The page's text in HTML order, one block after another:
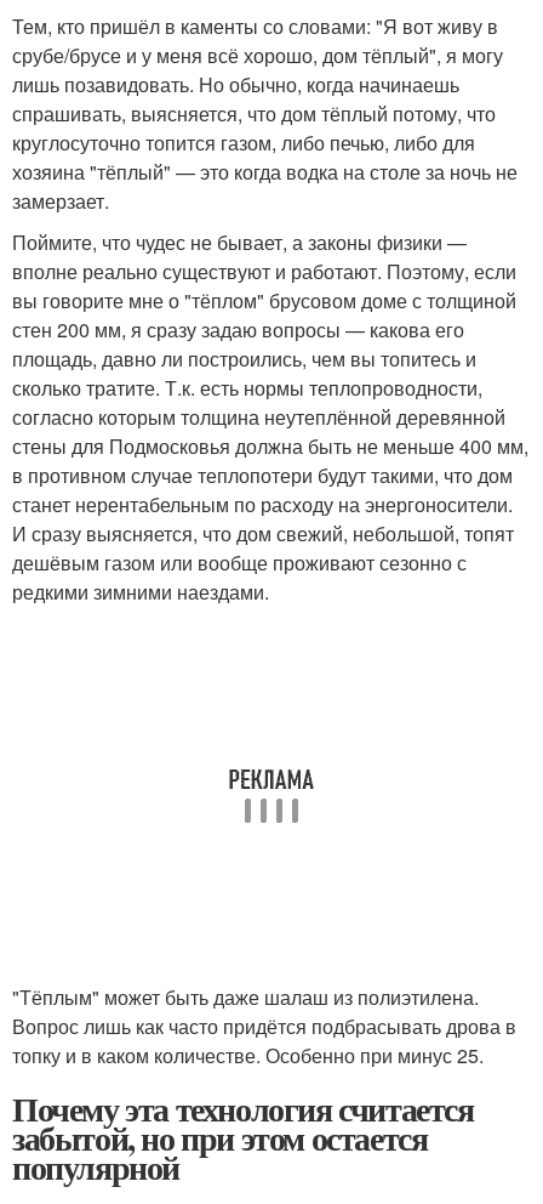
Тем, кто пришёл в каменты со словами: "Я вот живу в
срубе/брусе и у меня всё хорошо, дом тёплый", я могу
лишь позавидовать. Но обычно, когда начинаешь
спрашивать, выясняется, что дом тёплый потому, что
круглосуточно топится газом, либо печью, либо для
хозяина "тёплый" — это когда водка на столе за ночь не
замерзает.
Поймите, что чудес не бывает, а законы физики —
вполне реально существуют и работают. Поэтому, если
вы говорите мне о "тёплом" брусовом доме с толщиной
стен 200 мм, я сразу задаю вопросы — какова его
площадь, давно ли построились, чем вы топитесь и
сколько тратите. Т.к. есть нормы теплопроводности,
согласно которым толщина неутеплённой деревянной
стены для Подмосковья должна быть не меньше 400 мм,
в противном случае теплопотери будут такими, что дом
станет нерентабельным по расходу на энергоносители.
И сразу выясняется, что дом свежий, небольшой, топят
дешёвым газом или вообще проживают сезонно с
редкими зимними наездами.
"Тёплым" может быть даже шалаш из полиэтилена.
Вопрос лишь как часто придётся подбрасывать дрова в
топку и в каком количестве. Особенно при минус 25.
Почему эта технология считается
забытой, но при этом остается
популярной